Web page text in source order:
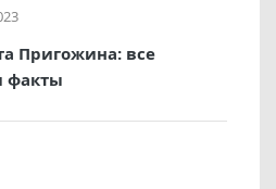
Пригожина: все
факты